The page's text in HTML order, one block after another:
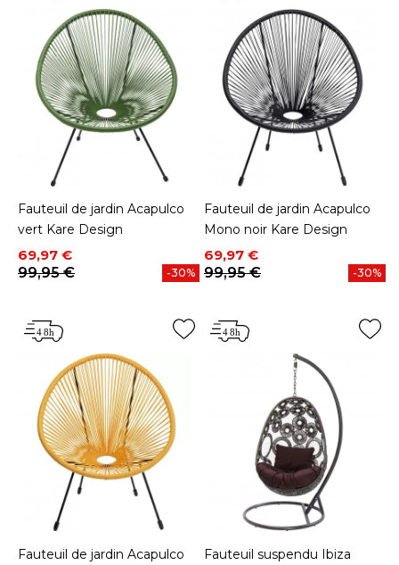
Fauteuil de jardin Acapulco
vert Kare Design
Prix
69,97 €
Prix de base
99,95 €
-30%
Fauteuil de jardin Acapulco
Mono noir Kare Design
Prix
69,97 €
Prix de base
99,95 €
-30%
Fauteuil de jardin Acapulco
Fauteuil suspendu Ibiza